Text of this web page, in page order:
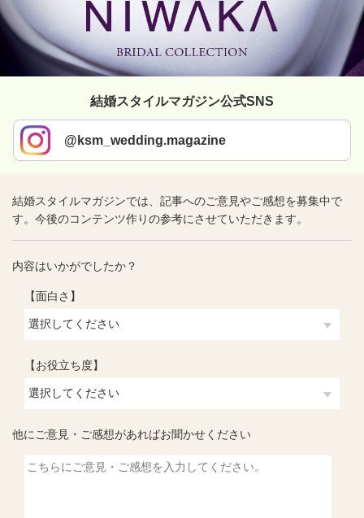
結婚スタイルマガジン公式SNS
@ksm_wedding.magazine
結婚スタイルマガジンでは、記事へのご意見やご感想を募集中で
す。今後のコンテンツ作りの参考にさせていただきます。
内容はいかがでしたか？
【面白さ】
【お役立ち度】
他にご意見・ご感想があればお聞かせください